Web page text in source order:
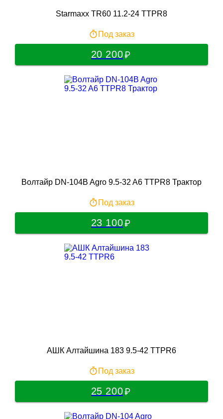
Starmaxx TR60 11.2-24 TTPR8
Под заказ
20 200
Волтайр DN-104B Agro 9.5-32 A6 TTPR8 Трактор
Под заказ
23 100
АШК Алтайшина 183 9.5-42 TTPR6
Под заказ
25 200